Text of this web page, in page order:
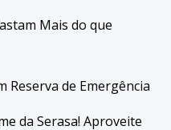
Mais do que
Reserva de Emergência
da Serasa! Aproveite